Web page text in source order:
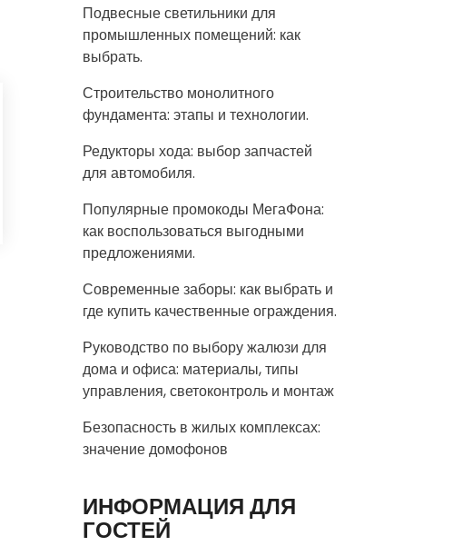
Подвесные светильники для
промышленных помещений: как
выбрать.
Строительство монолитного
фундамента: этапы и технологии.
Редукторы хода: выбор запчастей
для автомобиля.
Популярные промокоды МегаФона:
как воспользоваться выгодными
предложениями.
Современные заборы: как выбрать и
где купить качественные ограждения.
Руководство по выбору жалюзи для
дома и офиса: материалы, типы
управления, светоконтроль и монтаж
Безопасность в жилых комплексах:
значение домофонов
ИНФОРМАЦИЯ ДЛЯ
ГОСТЕЙ